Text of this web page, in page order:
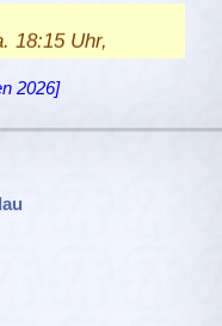
18:15 Uhr,
durch den
2026]